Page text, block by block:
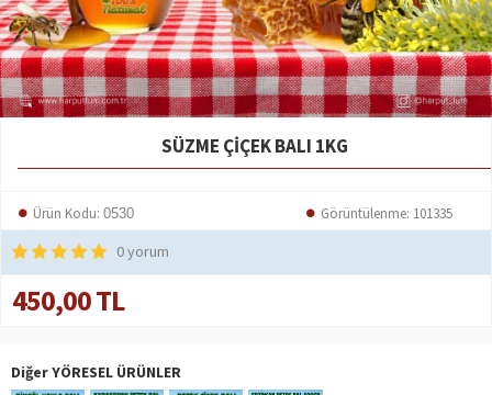
SÜZME ÇIÇEK BALI 1KG
Ürün Kodu: 0530 Görüntülenme: 101335
0 yorum
450,00 TL
Diğer YÖRESEL ÜRÜNLER